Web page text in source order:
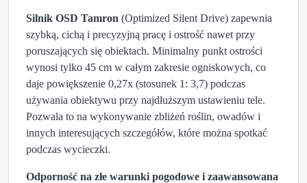
Silnik OSD Tamron (Optimized Silent Drive) zapewnia
szybką, cichą i precyzyjną pracę i ostrość nawet przy
poruszających się obiektach. Minimalny punkt ostrości
wynosi tylko 45 cm w całym zakresie ogniskowych, co
daje powiększenie 0,27x (stosunek 1: 3,7) podczas
używania obiektywu przy najdłuższym ustawieniu tele.
Pozwala to na wykonywanie zbliżeń roślin, owadów i
innych interesujących szczegółów, które można spotkać
podczas wycieczki.
Odporność na złe warunki pogodowe i zaawansowana